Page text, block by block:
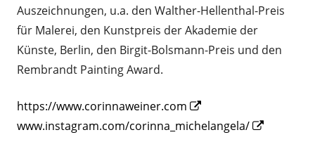
Auszeichnungen, u.a. den Walther-Hellenthal-Preis
für Malerei, den Kunstpreis der Akademie der
Künste, Berlin, den Birgit-Bolsmann-Preis und den
Rembrandt Painting Award.
https://www.corinnaweiner.com
in
www.instagram.com/corinna_michelangela/